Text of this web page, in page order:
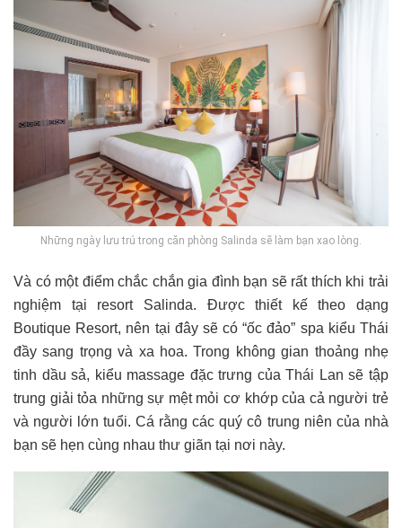
Những ngày lưu trú trong căn phòng Salinda sẽ làm bạn xao lòng.
Và có một điểm chắc chắn gia đình bạn sẽ rất thích khi trải
nghiệm tại resort Salinda. Được thiết kế theo dạng
Boutique Resort, nên tại đây sẽ có “ốc đảo” spa kiểu Thái
đầy sang trọng và xa hoa. Trong không gian thoảng nhẹ
tinh dầu sả, kiểu massage đặc trưng của Thái Lan sẽ tập
trung giải tỏa những sự mệt mỏi cơ khớp của cả người trẻ
và người lớn tuổi. Cá rằng các quý cô trung niên của nhà
bạn sẽ hẹn cùng nhau thư giãn tại nơi này.